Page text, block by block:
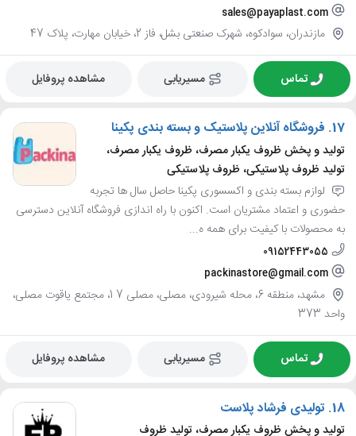
sales@payaplast.com
مازندران، سوادکوه، شهرک صنعتی بشل، فاز 2، خیابان مهارت، پلاک 47
تماس مسیریابی مشاهده پروفایل
17. فروشگاه آنلاین پلاستیک و بسته بندی پکینا
تولید و پخش ظروف یکبار مصرف، ظروف یکبار مصرف،
تولید ظروف پلاستیکی، ظروف پلاستیکی
لوازم بسته بندی و اکسسوری پکینا حاصل سال ها تجربه
حضوری و اعتماد مشتریان است. اکنون با راه اندازی فروشگاه آنلاین دسترسی
به محصولات با کیفیت برای همه ه...
09152443055
packinastore@gmail.com
مشهد، منطقه 6، محله شیرودی، مصلی، مصلی 7 1، مجتمع یاقوت مصلی،
واحد 373
تماس مسیریابی مشاهده پروفایل
18. تولیدی فرشاد پلاست
تولید و پخش ظروف یکبار مصرف، تولید ظروف